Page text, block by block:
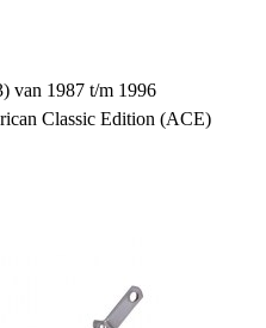
van 1987 t/m 1996
Classic Edition (ACE)